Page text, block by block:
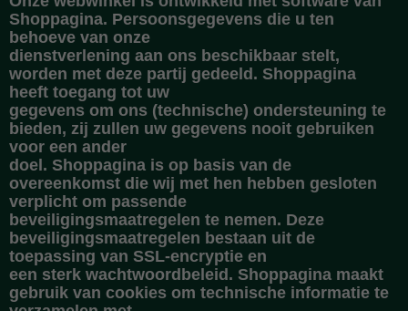
Shoppagina. Persoonsgegevens die u ten
behoeve van onze
dienstverlening aan ons beschikbaar stelt,
worden met deze partij gedeeld. Shoppagina
heeft toegang tot uw
gegevens om ons (technische) ondersteuning te
bieden, zij zullen uw gegevens nooit gebruiken
voor een ander
doel. Shoppagina is op basis van de
overeenkomst die wij met hen hebben gesloten
verplicht om passende
beveiligingsmaatregelen te nemen. Deze
beveiligingsmaatregelen bestaan uit de
toepassing van SSL-encryptie en
een sterk wachtwoordbeleid. Shoppagina maakt
gebruik van cookies om technische informatie te